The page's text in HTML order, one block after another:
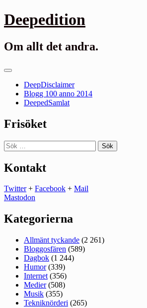
Gå
till
Deepedition
Om allt det andra.
Primär
DeepDisclaimer
Blogg 100 anno 2014
DeepedSamlat
Frisöket
Sök
efter:
Kontakt
Twitter+ Facebook + Mail
Mastodon
Kategorierna
Allmänt tyckande (2 261)
Bloggosfären (589)
Dagbok (1 244)
Humor(339)
Internet (356)
Medier(508)
Musik (355)
Tekniknörderi (265)